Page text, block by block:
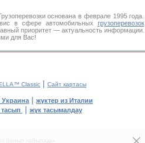
основана в феврале 1995 года.
в сфере автомобильных грузоперевозок
приоритет — актуальность информации.
для Вас!
Classic | Сайт картасы
Украина | жүктер из Италии
| жүк тасымалдау
болып табылады.